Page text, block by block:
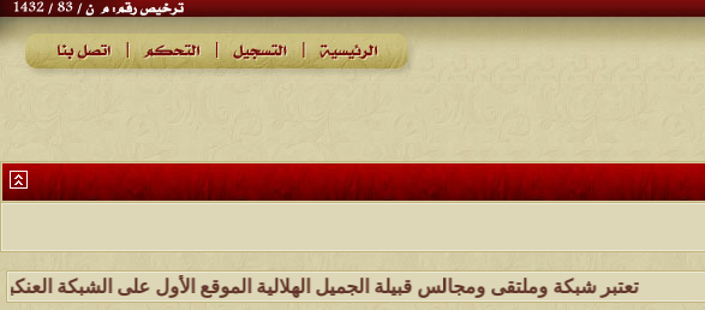
تعتبر شبكة وملتقى ومجالس قبيلة الجميل الهلالية الموقع الأول على الشبكة العنكبوتية